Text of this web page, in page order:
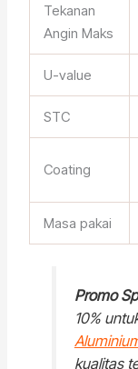
Tekanan
Angin Maks
U-value
STC
Coating
Masa pakai
Promo
10%
kualitas